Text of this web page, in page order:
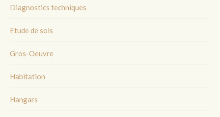
Diagnostics techniques
Etude de sols
Gros-Oeuvre
Habitation
Hangars